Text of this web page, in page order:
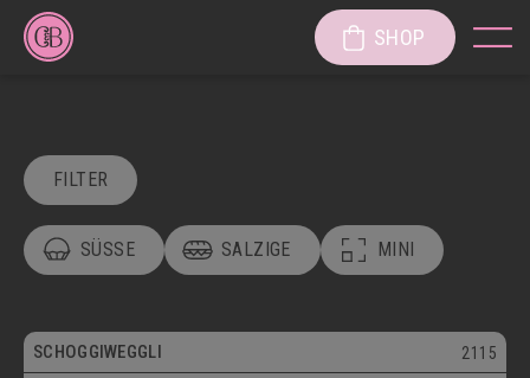
SHOP
FILTER
SÜSSE SALZIGE MINI
SÜSSE KÖSTLICHKEITEN
SCHOGGIWEGGLI 2115